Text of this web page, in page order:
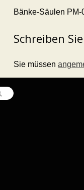
Bänke-Säulen PM-
Schreiben
Sie müssen